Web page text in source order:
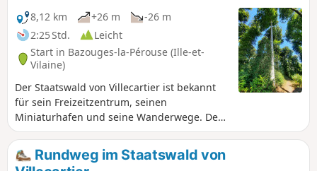
8,12 km
+26 m
-26 m
2:25 Std.
Leicht
Start in Bazouges-la-Pérouse (Ille-et-
Vilaine)
Der Staatswald von Villecartier ist bekannt
für sein Freizeitzentrum, seinen
Miniaturhafen und seine Wanderwege. Der
ehemals königliche Wald hat eine Fläche von
1000 ha. Er ist übersät mit mehr oder
weniger alten Denkmälern, die von den
Rundweg im Staatswald von